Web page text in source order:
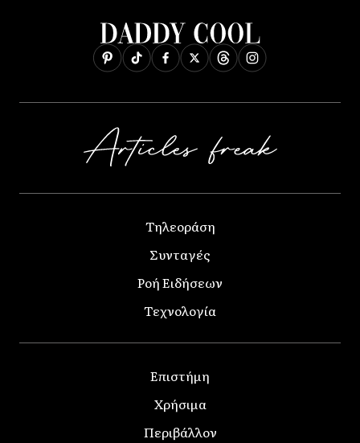
Τηλεοράση
Συνταγές
Ροή Ειδήσεων
Τεχνολογία
Επιστήμη
Χρήσιμα
Περιβάλλον